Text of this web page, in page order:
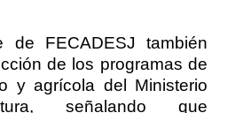
de FECADESJ también
de los programas de
y agrícola del Ministerio
señalando que